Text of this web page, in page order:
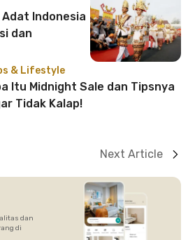
Indonesia
dan
& Lifestyle
Itu Midnight Sale dan Tipsnya
Tidak Kalap!
Next Article
dan
di